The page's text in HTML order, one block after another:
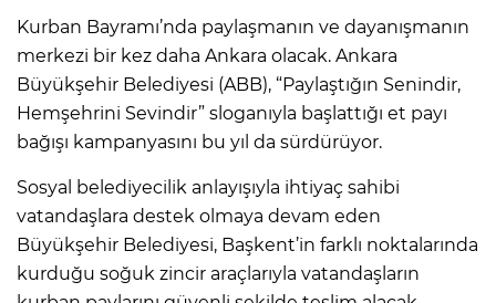
Kurban Bayramı’nda paylaşmanın ve dayanışmanın
merkezi bir kez daha Ankara olacak. Ankara
Büyükşehir Belediyesi (ABB), “Paylaştığın Senindir,
Hemşehrini Sevindir” sloganıyla başlattığı et payı
bağışı kampanyasını bu yıl da sürdürüyor.
Sosyal belediyecilik anlayışıyla ihtiyaç sahibi
vatandaşlara destek olmaya devam eden
Büyükşehir Belediyesi, Başkent’in farklı noktalarında
kurduğu soğuk zincir araçlarıyla vatandaşların